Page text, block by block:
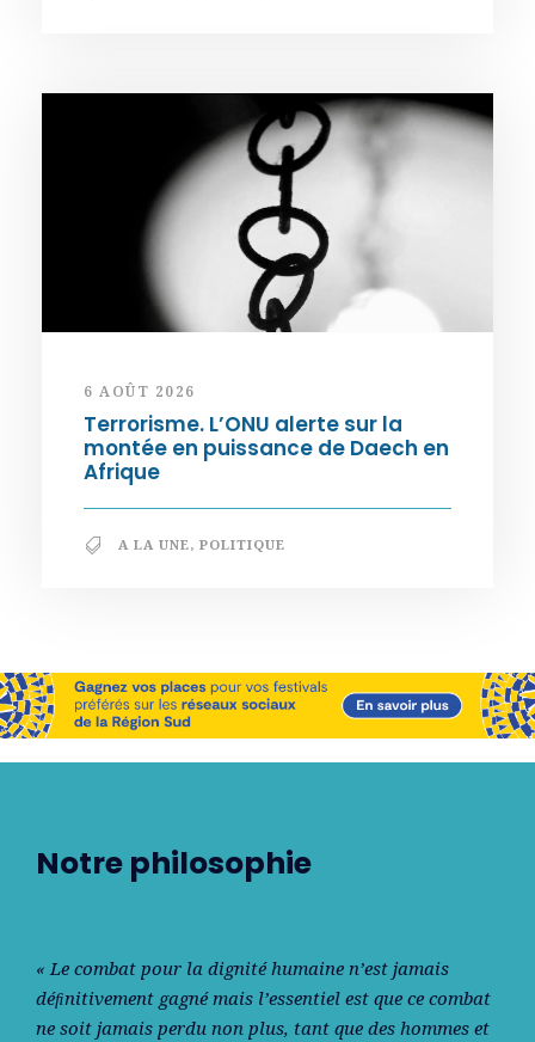
6 AOÛT 2026
Terrorisme. L’ONU alerte sur la
montée en puissance de Daech en
Afrique
A LA UNE, POLITIQUE
Notre philosophie
« Le combat pour la dignité humaine n’est jamais
déﬁnitivement gagné mais l’essentiel est que ce combat
ne soit jamais perdu non plus, tant que des hommes et